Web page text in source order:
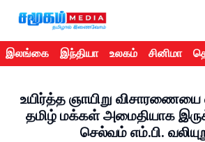
இலங்கை இந்தியா உலகம் சினிமா
உயிர்த்த ஞாயிறு
தமிழ் மக்கள் அமைதியாக
செல்வம் எம்.பி.